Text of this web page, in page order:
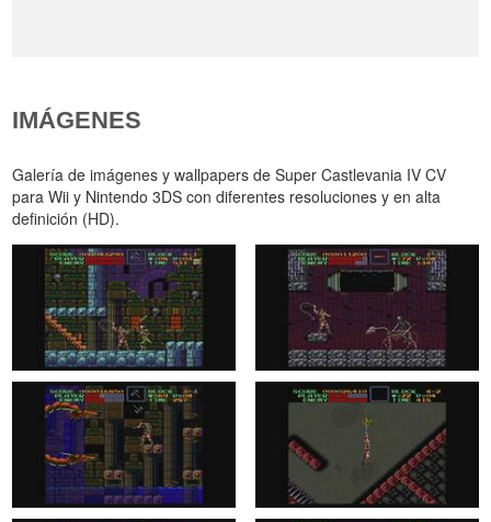
IMÁGENES
Galería de imágenes y wallpapers de Super Castlevania IV CV
para Wii y Nintendo 3DS con diferentes resoluciones y en alta
definición (HD).